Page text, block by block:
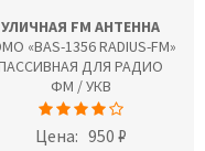
УЛИЧНАЯ FM АНТЕННА
«BAS-1356 RADIUS-FM»
ДЛЯ РАДИО
ФМ / УКВ
Цена: 950 ₽